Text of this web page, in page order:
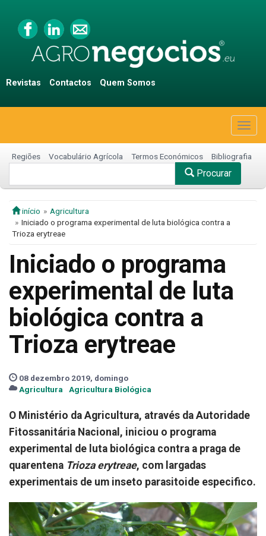
Revistas Contactos Quem Somos
Regiões Vocabulário Agrícola Termos Económicos Bibliografia
Procurar
início
Agricultura
Iniciado o programa experimental de luta biológica contra a
Trioza erytreae
Iniciado o programa
experimental de luta
biológica contra a
Trioza erytreae
08 dezembro 2019, domingo
Agricultura
Agricultura Biológica
O Ministério da Agricultura, através da Autoridade
Fitossanitária Nacional, iniciou o programa
experimental de luta biológica contra a praga de
quarentena Trioza erytreae, com largadas
experimentais de um inseto parasitoide especifico.